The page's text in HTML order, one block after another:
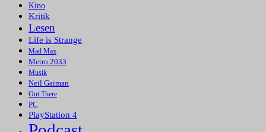
Kino
Kritik
Lesen
Life is Strange
Mad Max
Metro 2033
Musik
Neil Gaiman
Out There
PC
PlayStation 4